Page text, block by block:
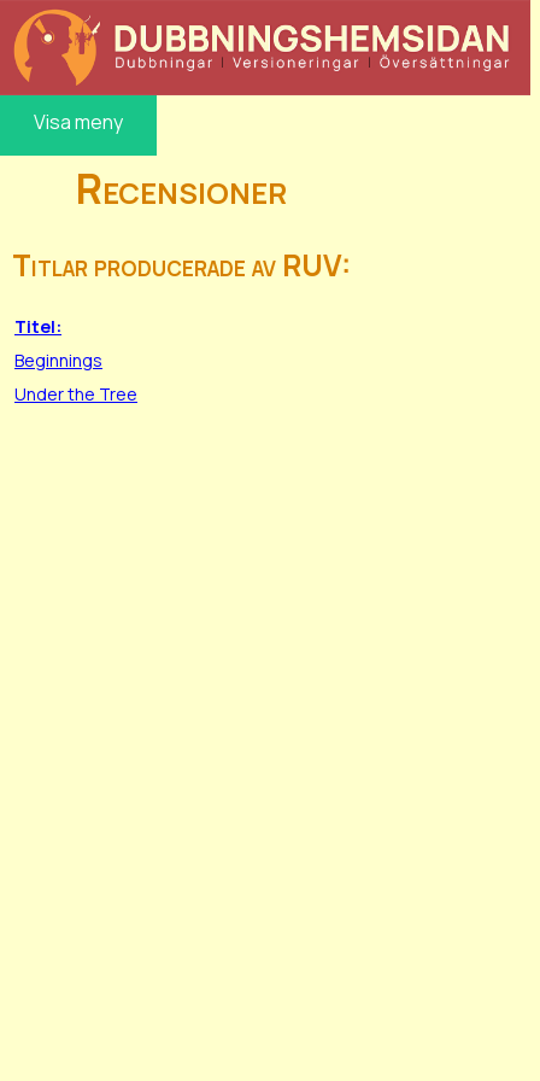
Visa meny
Recensioner
Titlar producerade av RUV:
Titel:
Beginnings
Under the Tree